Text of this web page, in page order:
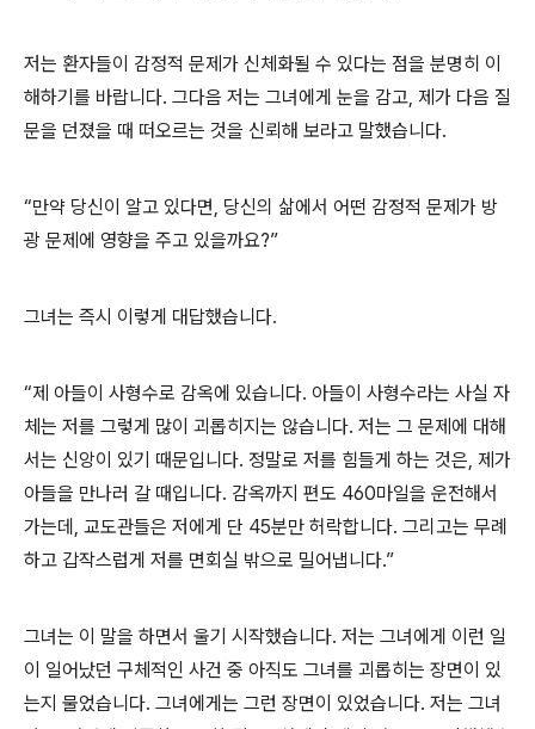
저는 환자들이 감정적 문제가 신체화될 수 있다는 점을 분명히 이
해하기를 바랍니다. 그다음 저는 그녀에게 눈을 감고, 제가 다음 질
문을 던졌을 때 떠오르는 것을 신뢰해 보라고 말했습니다.
“만약 당신이 알고 있다면, 당신의 삶에서 어떤 감정적 문제가 방
광 문제에 영향을 주고 있을까요?”
그녀는 즉시 이렇게 대답했습니다.
“제 아들이 사형수로 감옥에 있습니다. 아들이 사형수라는 사실 자
체는 저를 그렇게 많이 괴롭히지는 않습니다. 저는 그 문제에 대해
서는 신앙이 있기 때문입니다. 정말로 저를 힘들게 하는 것은, 제가
아들을 만나러 갈 때입니다. 감옥까지 편도 460마일을 운전해서
가는데, 교도관들은 저에게 단 45분만 허락합니다. 그리고는 무례
하고 갑작스럽게 저를 면회실 밖으로 밀어냅니다.”
그녀는 이 말을 하면서 울기 시작했습니다. 저는 그녀에게 이런 일
이 일어났던 구체적인 사건 중 아직도 그녀를 괴롭히는 장면이 있
는지 물었습니다. 그녀에게는 그런 장면이 있었습니다. 저는 그녀